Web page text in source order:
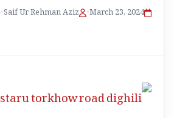
March 23, 2024
•
Saif Ur Rehman Aziz
•